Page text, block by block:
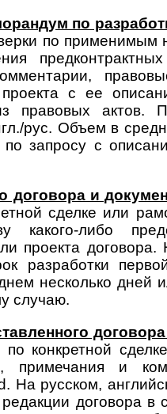
по
по при­ме­ни­мым
с ее
правовых актов.
рус. Объем в
запросу с
договора и
сделке или
либо
проекта
разработки
несколько дней
случаю.
конк­рет­ной
примечания и
На русском,
договора в